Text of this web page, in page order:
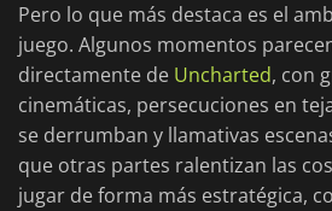
Pero lo que más destaca es el
juego. Algunos momentos
directamente de Uncharted, con
cinemáticas, persecuciones en
se derrumban y llamativas
que otras partes ralentizan las
jugar de forma más estratégica,